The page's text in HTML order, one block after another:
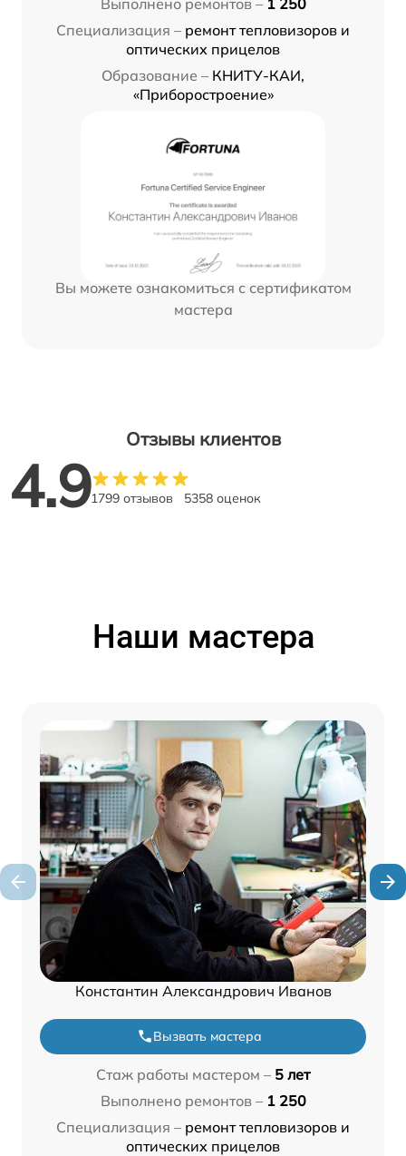
Специализация – ремонт тепловизоров и
оптических прицелов
Образование – КНИТУ-КАИ,
«Приборостроение»
Вы можете ознакомиться с сертификатом
мастера
Отзывы клиентов
4.91799 отзывов 5358 оценок
Наши мастера
Константин Александрович Иванов
Вызвать мастера
Стаж работы мастером – 5 лет
Выполнено ремонтов – 1 250
Специализация – ремонт тепловизоров и
оптических прицелов